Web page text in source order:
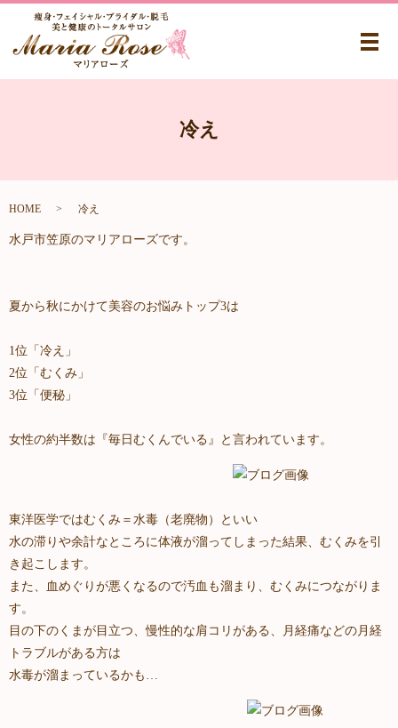
メ
冷え
HOME 冷え
水戸市笠原のマリアローズです。
夏から秋にかけて美容のお悩みトップ3は
1位「冷え」
2位「むくみ」
3位「便秘」
女性の約半数は『毎日むくんでいる』と言われています。
東洋医学ではむくみ＝水毒（老廃物）といい
水の滞りや余計なところに体液が溜ってしまった結果、むくみを引
き起こします。
また、血めぐりが悪くなるので汚血も溜まり、むくみにつながりま
す。
目の下のくまが目立つ、慢性的な肩コリがある、月経痛などの月経
トラブルがある方は
水毒が溜まっているかも…